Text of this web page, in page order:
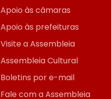
Apoio às câmaras
Apoio às prefeituras
Visite a Assembleia
Assembleia Cultural
Boletins por e-mail
Fale com a Assembleia